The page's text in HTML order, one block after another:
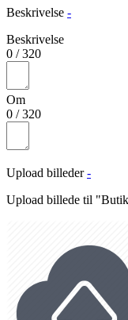
Beskrivelse -
Beskrivelse
0 /320
Om
0 /320
Upload billeder -
Upload billede til